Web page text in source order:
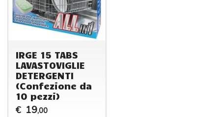
IRGE 15 TABS
LAVASTOVIGLIE
DETERGENTI
(Confezione da
10 pezzi)
€ 19,00